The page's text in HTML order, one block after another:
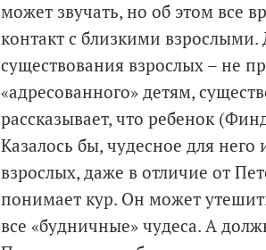
может звучать, но об этом все
контакт с близкими
существования взрослых – не
«адресованного» детям,
рассказывает, что ребенок
Казалось бы, чудесное для него
взрослых, даже в отличие от
понимает кур. Он может
все «будничные» чудеса. А